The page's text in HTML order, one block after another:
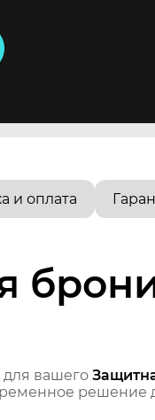
и оплата
вашего
решение